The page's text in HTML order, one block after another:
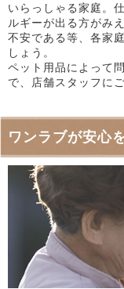
いらっしゃる家庭。
ルギーが出る方がみ
不安である等、各家
しょう。
ペット用品によって
で、店舗スタッフに
ワンラブが安心